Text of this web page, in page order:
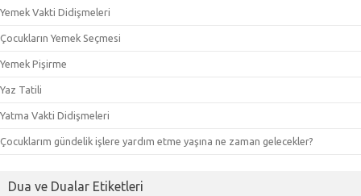
Yemek Vakti Didişmeleri
Çocukların Yemek Seçmesi
Yemek Pişirme
Yaz Tatili
Yatma Vakti Didişmeleri
Çocuklarım gündelik işlere yardım etme yaşına ne zaman gelecekler?
Dua ve Dualar Etiketleri